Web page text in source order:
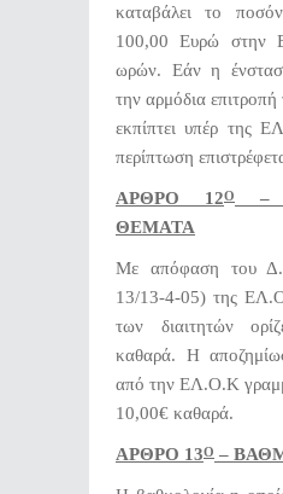
καταβάλει το
100,00 Ευρώ στην
ωρών. Εάν η
την αρμόδια
εκπίπτει υπέρ της
περίπτωση
ΑΡΘΡΟ 12Ο
–
ΘΕΜΑΤΑ
Με απόφαση του
13/13-4-05) της
των διαιτητών
καθαρά. Η
από την ΕΛ.Ο.Κ
10,00€ καθαρά.
ΑΡΘΡΟ 13Ο –